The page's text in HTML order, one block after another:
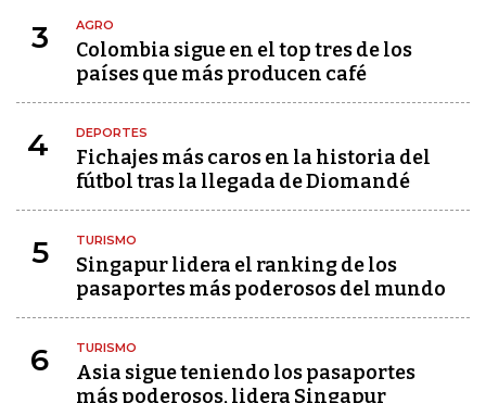
3 AGRO
Colombia sigue en el top tres de los
países que más producen café
4 DEPORTES
Fichajes más caros en la historia del
fútbol tras la llegada de Diomandé
5 TURISMO
Singapur lidera el ranking de los
pasaportes más poderosos del mundo
6 TURISMO
Asia sigue teniendo los pasaportes
más poderosos, lidera Singapur